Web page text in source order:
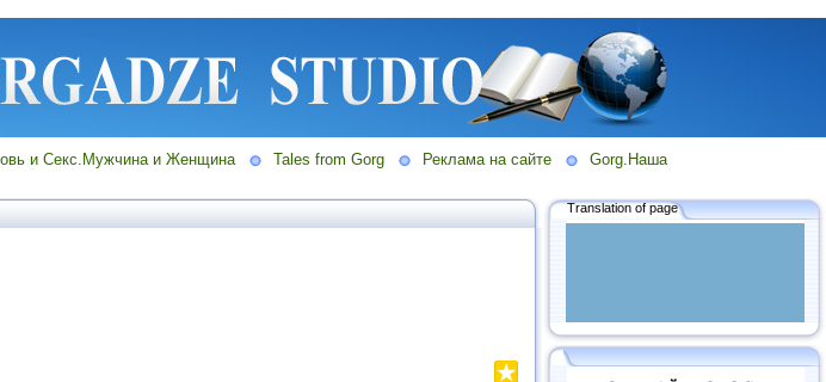
и Секс.Мужчина и Женщина Tales from Gorg Реклама на сайте
Gorg.Наша
Translation of page